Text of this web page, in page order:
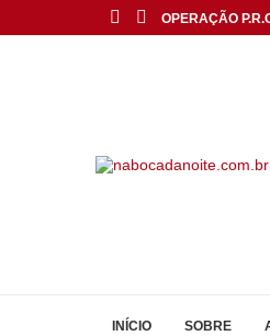
OPERAÇÃO
INÍCIO SOBRE